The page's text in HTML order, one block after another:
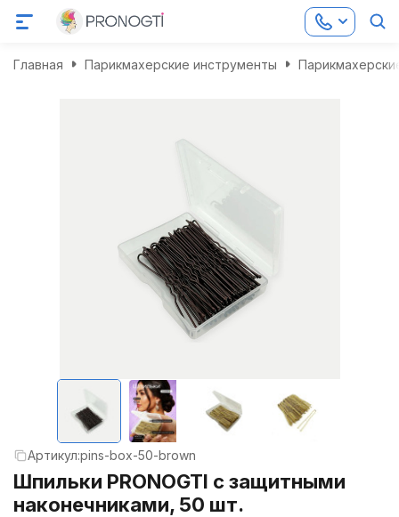
Главная Парикмахерские инструменты
Артикул:pins-box-50-brown
Шпильки PRONOGTI с защитными
наконечниками, 50 шт.